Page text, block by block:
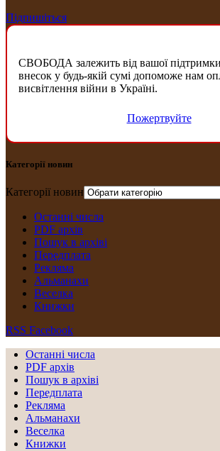
Підпишіться
СВОБОДА залежить від вашої
внесок у будь-якій сумі допоможе нам
висвітлення війни в Україні.
Пожертвуйте
Категорії новин
Категорії новин
Останні числа
PDF архів
Пошук в архіві
Передплата
Рекляма
Альманахи
Веселка
Книжки
RSS Facebook
Останні числа
PDF архів
Пошук в архіві
Передплата
Рекляма
Альманахи
Веселка
Книжки